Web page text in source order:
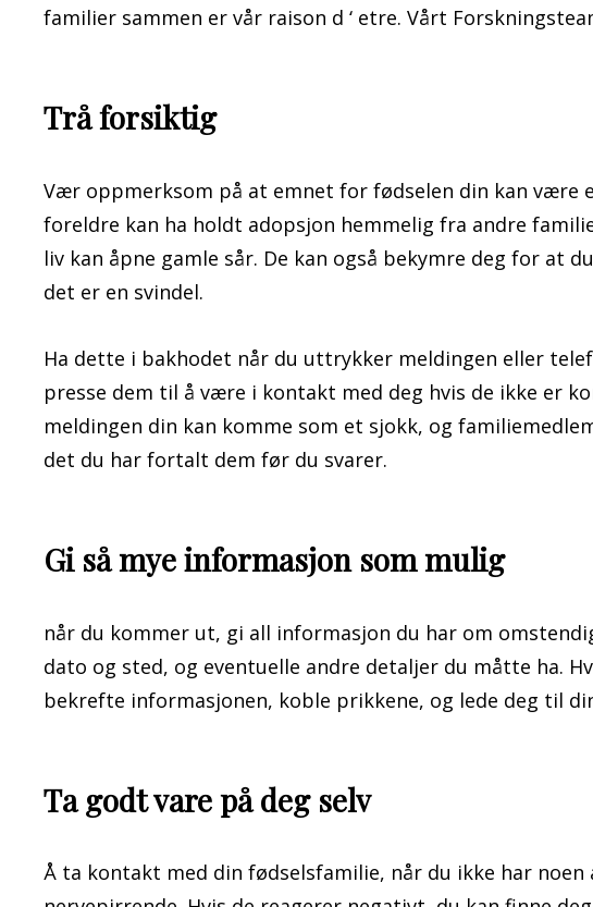
familier sammen er vår raison d ‘ etre. Vårt
Trå forsiktig
Vær oppmerksom på at emnet for fødselen din kan være
foreldre kan ha holdt adopsjon hemmelig fra andre
liv kan åpne gamle sår. De kan også bekymre deg for at
det er en svindel.
Ha dette i bakhodet når du uttrykker meldingen eller
presse dem til å være i kontakt med deg hvis de ikke er
meldingen din kan komme som et sjokk, og
det du har fortalt dem før du svarer.
Gi så mye informasjon som mulig
når du kommer ut, gi all informasjon du har om
dato og sted, og eventuelle andre detaljer du måtte ha.
bekrefte informasjonen, koble prikkene, og lede deg til
Ta godt vare på deg selv
Å ta kontakt med din fødselsfamilie, når du ikke har